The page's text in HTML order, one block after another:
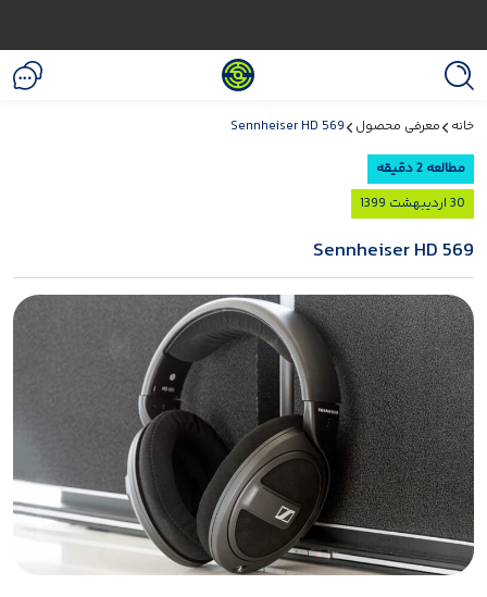
خانه معرفی محصول Sennheiser HD 569
مطالعه 2 دقیقه
30 اردیبهشت 1399
Sennheiser HD 569